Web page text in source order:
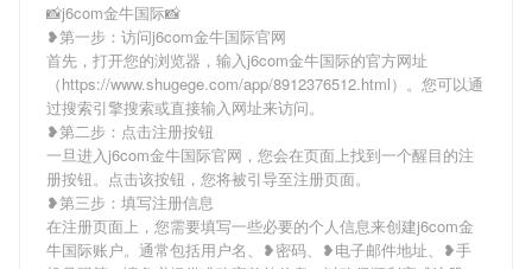
📸j6com金牛国际📸
❥第一步：访问j6com金牛国际官网
首先，打开您的浏览器，输入j6com金牛国际的官方网址
（https://www.shugege.com/app/8912376512.html）。您可以通
过搜索引擎搜索或直接输入网址来访问。
❥第二步：点击注册按钮
一旦进入j6com金牛国际官网，您会在页面上找到一个醒目的注
册按钮。点击该按钮，您将被引导至注册页面。
❥第三步：填写注册信息
在注册页面上，您需要填写一些必要的个人信息来创建j6com金
牛国际账户。通常包括用户名、❥密码、❥电子邮件地址、❥手